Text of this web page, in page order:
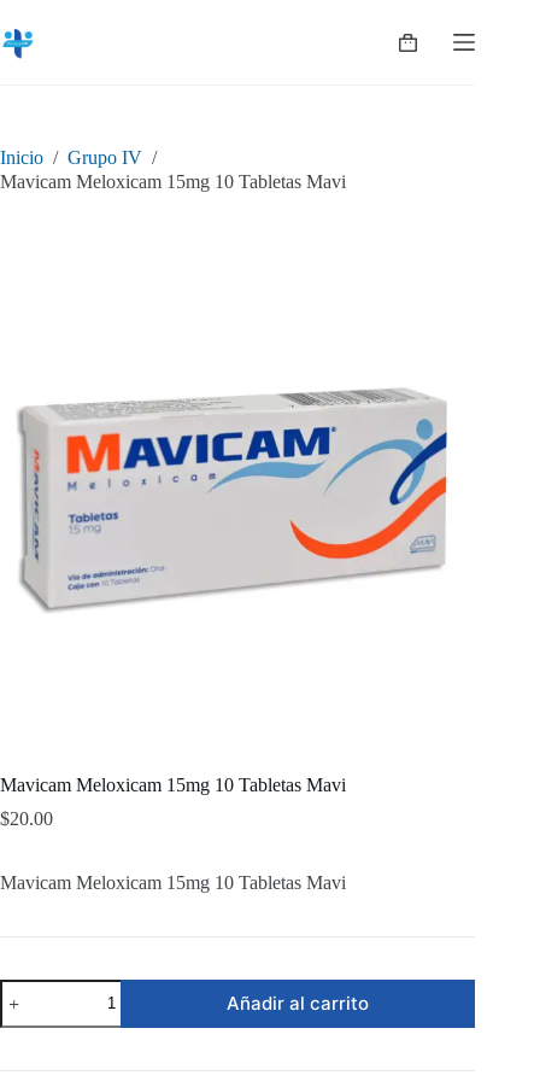
al
contenido
Shopping
Inicio / Grupo IV /
Mavicam Meloxicam 15mg 10 Tabletas Mavi
Mavicam Meloxicam 15mg 10 Tabletas Mavi
$20.00
Mavicam Meloxicam 15mg 10 Tabletas Mavi
Mavicam
Meloxicam
15mg
Añadir al carrito